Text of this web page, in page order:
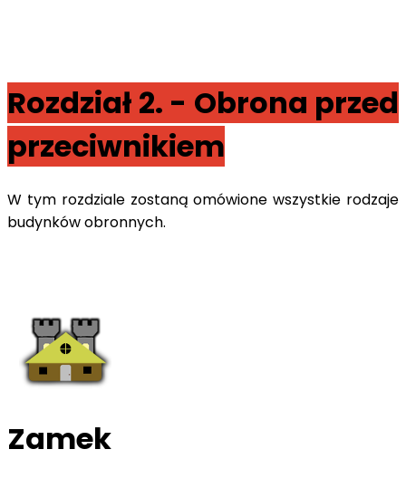
Rozdział 2. - Obrona przed
przeciwnikiem
W tym rozdziale zostaną omówione wszystkie rodzaje
budynków obronnych.
Zamek